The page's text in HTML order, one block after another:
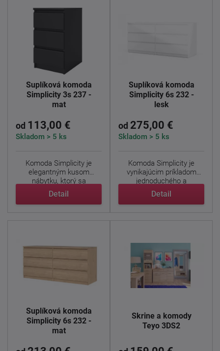
Šuplíková komoda
Simplicity 3s 237 -
mat
od 113,00 €
Skladom > 5 ks
Komoda Simplicity je
elegantným kusom
nábytku, ktorý sa
vyznačuje ...
Detail
Šuplíková komoda
Simplicity 6s 232 -
lesk
od 275,00 €
Skladom > 5 ks
Komoda Simplicity je
vynikajúcim príkladom
jednoduchého a
nadčasového ...
Detail
Šuplíková komoda
Simplicity 6s 232 -
mat
Skrine a komody
Teyo 3DS2